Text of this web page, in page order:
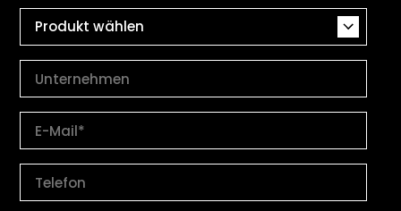
Produkt wählen